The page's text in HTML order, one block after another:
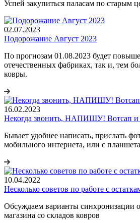
Успей закупиться паласам по старым
02.07.2023
Подорожание Август 2023
По прогнозам 01.08.2023 будет
отечественных фабриках, так и, тем
ковры.
16.02.2023
Некогда звонить, НАПИШУ! Вотсап и
Бывает удобнее написать, прислать
мобильного интернета, или с
10.04.2022
Несколько советов по работе с
Обсуждаем варианты синхронизации
магазина со складов ковров